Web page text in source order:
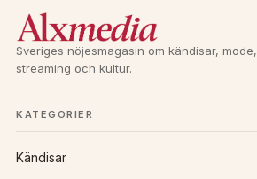
a
t
i
Sveriges nöjesmagasin om kändisar, mode,
streaming och kultur.
KATEGORIER
Kändisar